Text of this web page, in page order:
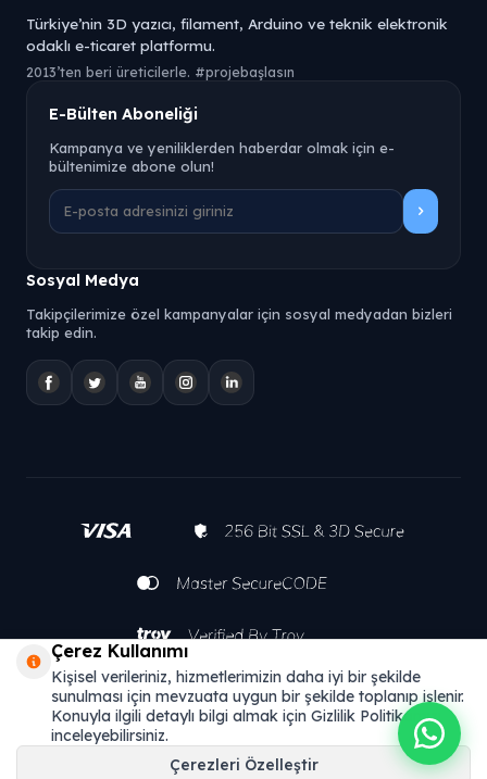
Türkiye’nin 3D yazıcı, filament, Arduino ve teknik elektronik
odaklı e-ticaret platformu.
2013’ten beri üreticilerle. #projebaşlasın
E-Bülten Aboneliği
Kampanya ve yeniliklerden haberdar olmak için e-
bültenimize abone olun!
Sosyal Medya
Takipçilerimize özel kampanyalar için sosyal medyadan bizleri
takip edin.
Çerez Kullanımı
Kişisel verileriniz, hizmetlerimizin daha iyi bir şekilde
sunulması için mevzuata uygun bir şekilde toplanıp işlenir.
Konuyla ilgili detaylı bilgi almak için Gizlilik Politikamızı
inceleyebilirsiniz.
Çerezleri Özelleştir